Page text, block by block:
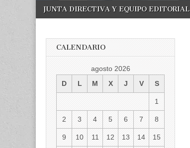
Main
menu
Skip
JUNTA DIRECTIVA Y EQUIPO EDITORIAL
CALENDARIO
agosto 2026
D
L M X J V S
1
2 3 4 5 6 7 8
9 10 11 12 13 14 15